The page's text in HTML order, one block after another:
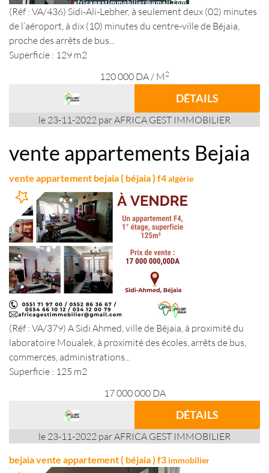
(Réf : VA/436) Sidi-Ali-Lebher, à seulement deux (02) minutes
de l’aéroport, à dix (10) minutes du centre-ville de Béjaia,
proche des arrêts de bus...
Superficie : 129 m2
120 000 DA/ M 2
DÉTAILS
le 23-11-2022 par AFRICA GEST IMMOBILIER
vente appartements Bejaia
vente appartement bejaia ( béjaia ) f4algérie
(Réf : VA/379) A Sidi Ahmed, ville de Béjaia, à proximité du
laboratoire Moualek, à proximité des écoles, arrêts de bus,
commerces, administrations...
Superficie : 125 m2
17 000 000 DA
DÉTAILS
le 23-11-2022 par AFRICA GEST IMMOBILIER
bejaia vente appartement ( béjaia ) f3 immobilier